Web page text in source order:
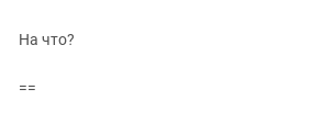
На что?
==